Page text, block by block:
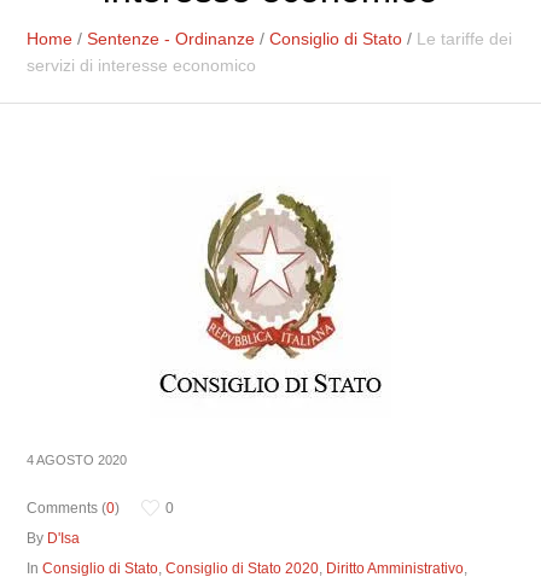
Home /Sentenze - Ordinanze /Consiglio di Stato / Le tariffe dei
servizi di interesse economico
4 AGOSTO 2020
Comments (0)
0
By D'Isa
InConsiglio di Stato,Consiglio di Stato 2020, Diritto Amministrativo,